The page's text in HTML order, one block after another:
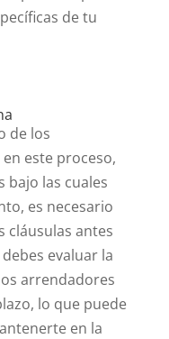
de tu
de los
este proceso,
bajo las cuales
es necesario
cláusulas antes
evaluar la
arrendadores
lo que puede
en la